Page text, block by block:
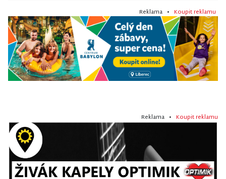
Reklama • Koupit reklamu
Reklama • Koupit reklamu